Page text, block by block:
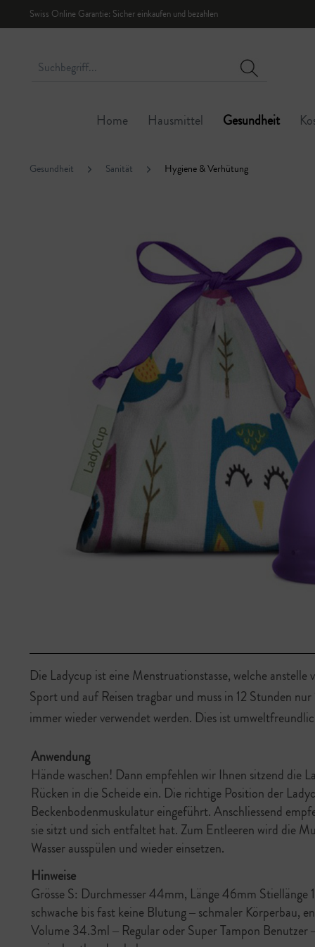
Swiss Online Garantie: Sicher einkaufen und bezahlen
Home Hausmittel Gesundheit
Gesundheit Sanität Hygiene & Verhütung
Die Ladycup ist eine Menstruationstasse, welche
Sport und auf Reisen tragbar und muss in 12 Stunden
immer wieder verwendet werden. Dies ist
Anwendung
Hände waschen! Dann empfehlen wir Ihnen sitzend die
Rücken in die Scheide ein. Die richtige Position der
Beckenbodenmuskulatur eingeführt. Anschliessend
sie sitzt und sich entfaltet hat. Zum Entleeren wird die
Wasser ausspülen und wieder einsetzen.
Hinweise
Grösse S: Durchmesser 44mm, Länge 46mm
schwache bis fast keine Blutung – schmaler Körperbau,
Volume 34.3ml – Regular oder Super Tampon Benutzer